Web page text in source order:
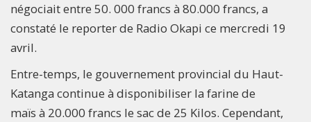
négociait entre 50. 000 francs à 80.000 francs, a
constaté le reporter de Radio Okapi ce mercredi 19
avril.
Entre-temps, le gouvernement provincial du Haut-
Katanga continue à disponibiliser la farine de
maïs à 20.000 francs le sac de 25 Kilos. Cependant,